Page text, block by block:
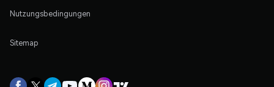
Nutzungsbedingungen
Sitemap